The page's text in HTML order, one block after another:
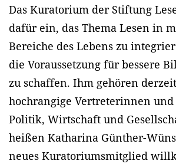
Das Kuratorium der Stiftung
dafür ein, das Thema Lesen in
Bereiche des Lebens zu
die Voraussetzung für bessere
zu schaffen. Ihm gehören
hochrangige Vertreterinnen und
Politik, Wirtschaft und
heißen Katharina Günther-
neues Kuratoriumsmitglied